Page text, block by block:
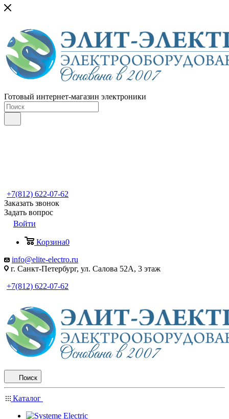
Готовый интернет-магазин электроники
+7(812) 622-07-62
Заказать звонок
Задать вопрос
Войти
Корзина0
info@elite-electro.ru
г. Санкт-Петербург, ул. Салова 52А, 3 этаж
+7(812) 622-07-62
Поиск
Каталог